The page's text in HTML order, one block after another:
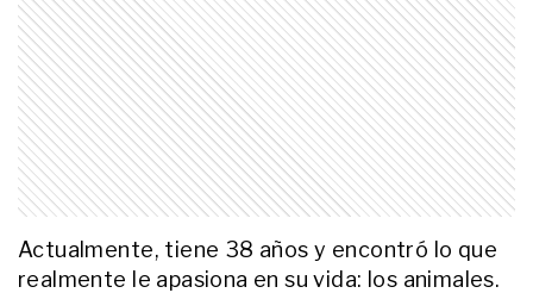
Actualmente, tiene 38 años y encontró lo que
realmente le apasiona en su vida: los animales.
ENTRETENIMIENTO
Tras saltar de TikTok a Gran
Hermano, Titi Tcherkaski revela el
inesperado proyecto que busca
concretar: "Entré a la casa y se
pausó"
ENTRETENIMIENTO
Rodolfo Ranni, a los 88 años, se
confiesa: "Le prometí a mi hija
mayor que voy a vivir hasta los
105"